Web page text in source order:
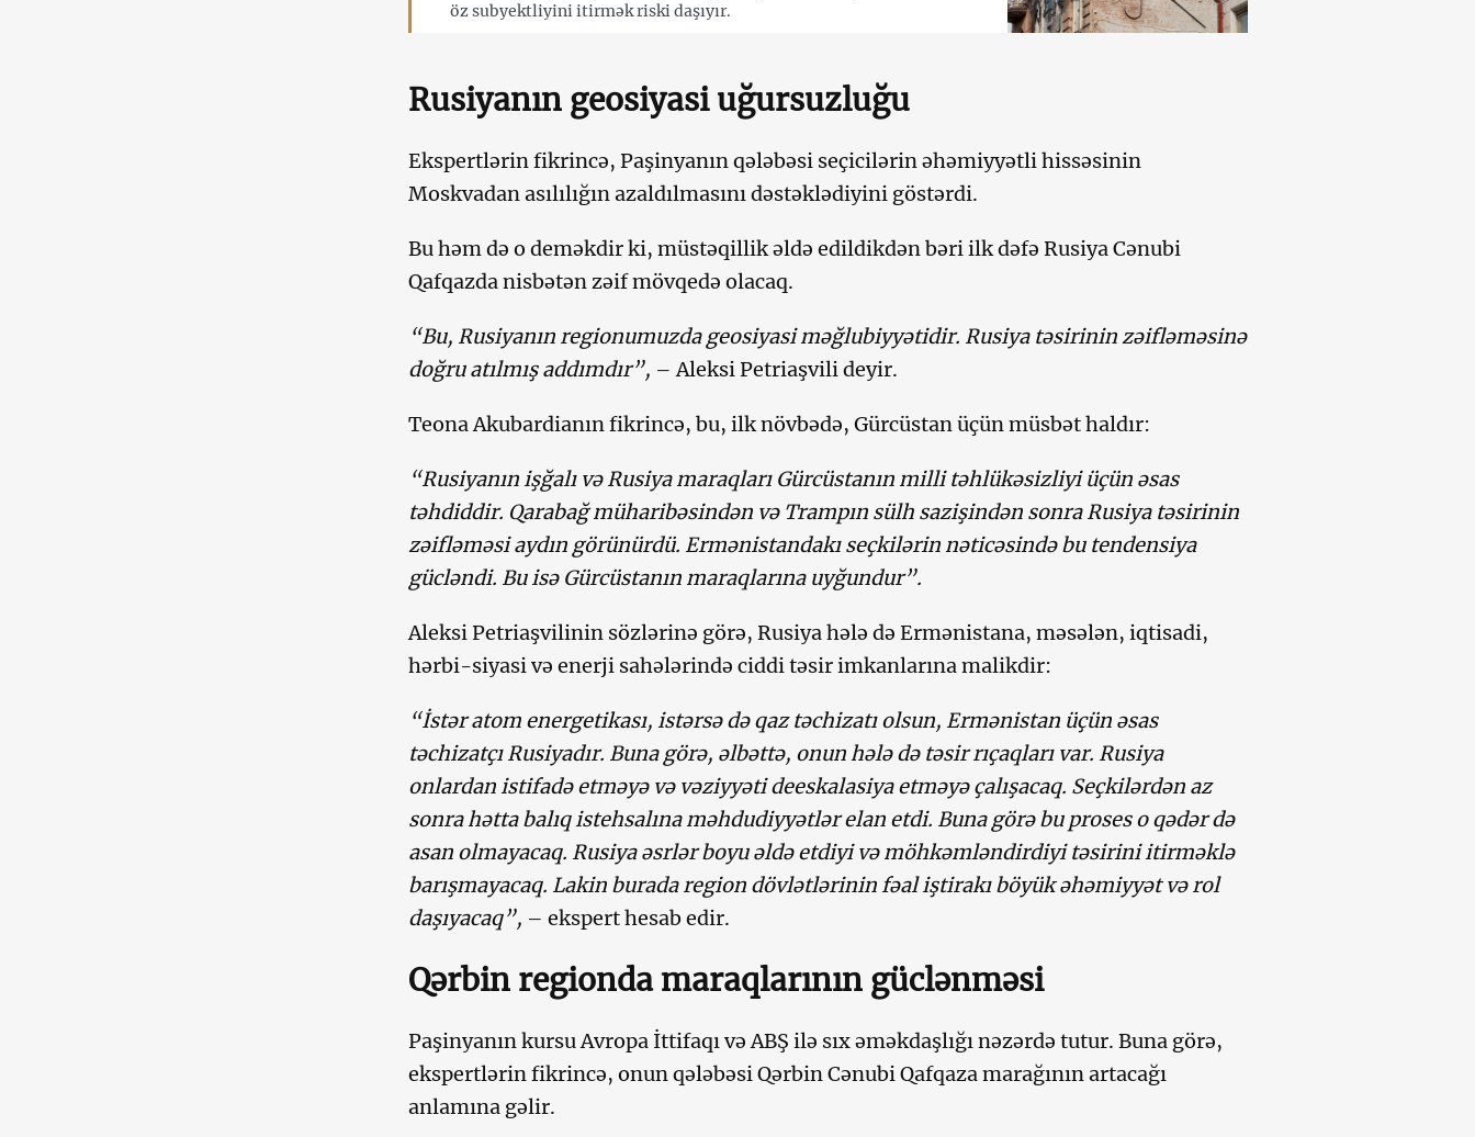
öz subyektliyini itirmək riski daşıyır.
Rusiyanın geosiyasi uğursuzluğu
Ekspertlərin fikrincə, Paşinyanın qələbəsi seçicilərin əhəmiyyətli hissəsinin
Moskvadan asılılığın azaldılmasını dəstəklədiyini göstərdi.
Bu həm də o deməkdir ki, müstəqillik əldə edildikdən bəri ilk dəfə Rusiya Cənubi
Qafqazda nisbətən zəif mövqedə olacaq.
“Bu, Rusiyanın regionumuzda geosiyasi məğlubiyyətidir. Rusiya təsirinin zəifləməsinə
doğru atılmış addımdır”, – Aleksi Petriaşvili deyir.
Teona Akubardianın fikrincə, bu, ilk növbədə, Gürcüstan üçün müsbət haldır:
“Rusiyanın işğalı və Rusiya maraqları Gürcüstanın milli təhlükəsizliyi üçün əsas
təhdiddir. Qarabağ müharibəsindən və Trampın sülh sazişindən sonra Rusiya təsirinin
zəifləməsi aydın görünürdü. Ermənistandakı seçkilərin nəticəsində bu tendensiya
gücləndi. Bu isə Gürcüstanın maraqlarına uyğundur”.
Aleksi Petriaşvilinin sözlərinə görə, Rusiya hələ də Ermənistana, məsələn, iqtisadi,
hərbi-siyasi və enerji sahələrində ciddi təsir imkanlarına malikdir:
“İstər atom energetikası, istərsə də qaz təchizatı olsun, Ermənistan üçün əsas
təchizatçı Rusiyadır. Buna görə, əlbəttə, onun hələ də təsir rıçaqları var. Rusiya
onlardan istifadə etməyə və vəziyyəti deeskalasiya etməyə çalışacaq. Seçkilərdən az
sonra hətta balıq istehsalına məhdudiyyətlər elan etdi. Buna görə bu proses o qədər də
asan olmayacaq. Rusiya əsrlər boyu əldə etdiyi və möhkəmləndirdiyi təsirini itirməklə
barışmayacaq. Lakin burada region dövlətlərinin fəal iştirakı böyük əhəmiyyət və rol
daşıyacaq”, – ekspert hesab edir.
Qərbin regionda maraqlarının güclənməsi
Paşinyanın kursu Avropa İttifaqı və ABŞ ilə sıx əməkdaşlığı nəzərdə tutur. Buna görə,
ekspertlərin fikrincə, onun qələbəsi Qərbin Cənubi Qafqaza marağının artacağı
anlamına gəlir.